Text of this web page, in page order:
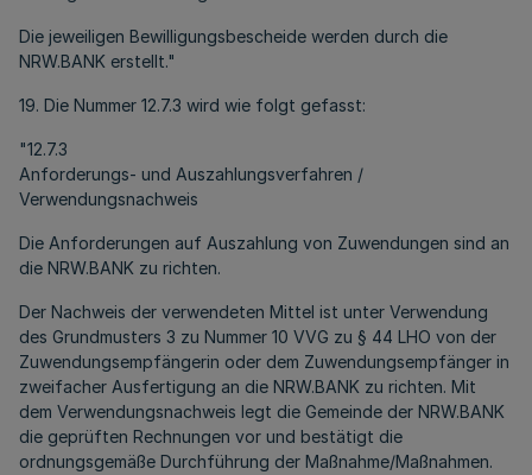
Die jeweiligen Bewilligungsbescheide werden durch die
NRW.BANK erstellt."
19. Die Nummer 12.7.3 wird wie folgt gefasst:
"12.7.3
Anforderungs- und Auszahlungsverfahren /
Verwendungsnachweis
Die Anforderungen auf Auszahlung von Zuwendungen sind an
die NRW.BANK zu richten.
Der Nachweis der verwendeten Mittel ist unter Verwendung
des Grundmusters 3 zu Nummer 10 VVG zu § 44 LHO von der
Zuwendungsempfängerin oder dem Zuwendungsempfänger in
zweifacher Ausfertigung an die NRW.BANK zu richten. Mit
dem Verwendungsnachweis legt die Gemeinde der NRW.BANK
die geprüften Rechnungen vor und bestätigt die
ordnungsgemäße Durchführung der Maßnahme/Maßnahmen.